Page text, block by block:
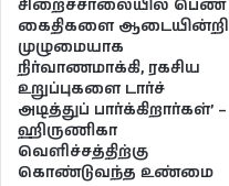
சிறைச்சாலையில் பெண்
கைதிகளை ஆடையின்றி
முழுமையாக
நிர்வாணமாக்கி, ரகசிய
உறுப்புகளை டார்ச்
அடித்துப் பார்க்கிறார்கள்’ –
ஹிருணிகா
வெளிச்சத்திற்கு
கொண்டுவந்த உண்மை